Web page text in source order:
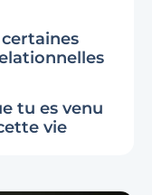
tu es venu
vie